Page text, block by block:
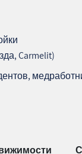
Carmelit)